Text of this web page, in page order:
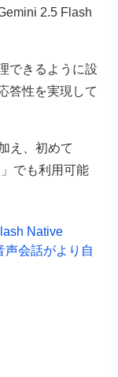
2.5 Flash
できるように設
答性を実現して
え、初めて
でも利用可能
Native
声会話がより自